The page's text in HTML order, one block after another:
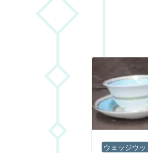
ウェッジウッ